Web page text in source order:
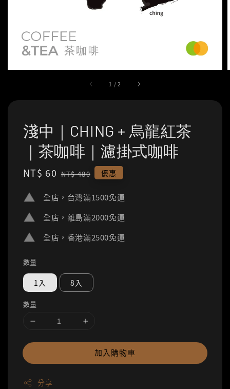
1 /2
淺中｜CHING + 烏龍紅茶
｜茶咖啡｜濾掛式咖啡
Sale
NT$ 60 Regular
NT$ 480 優惠
全店，台灣滿1500免運
全店，離島滿2000免運
全店，香港滿2500免運
數量
1入 8入
數量
加入購物車
分享